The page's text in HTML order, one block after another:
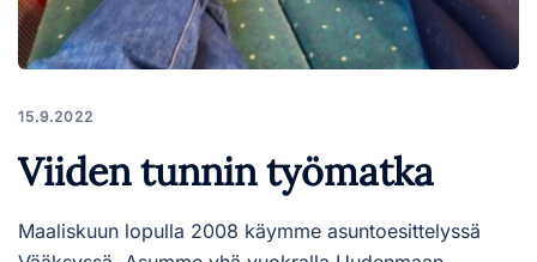
15.9.2022
Viiden tunnin työmatka
Maaliskuun lopulla 2008 käymme asuntoesittelyssä